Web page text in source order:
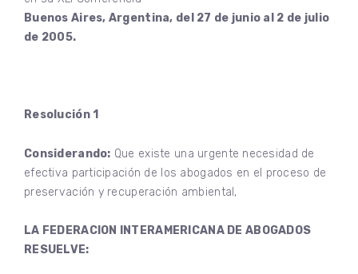
Buenos Aires, Argentina, del 27 de junio al 2 de julio
de 2005.
Resolución 1
Considerando: Que existe una urgente necesidad de
efectiva participación de los abogados en el proceso de
preservación y recuperación ambiental,
LA FEDERACION INTERAMERICANA DE ABOGADOS
RESUELVE: